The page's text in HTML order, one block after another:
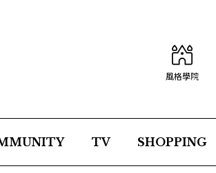
風格學院
TV SHOPPING